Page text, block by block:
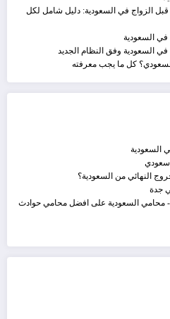
الزواج في السعودية: دليل شامل لكل
السعودية
في السعودية وفق النظام الجديد
كل ما يجب معرفته
السعودية
سعودي
النهائي من السعودية؟
جدة
السعودية علىافضل محامي حوادث